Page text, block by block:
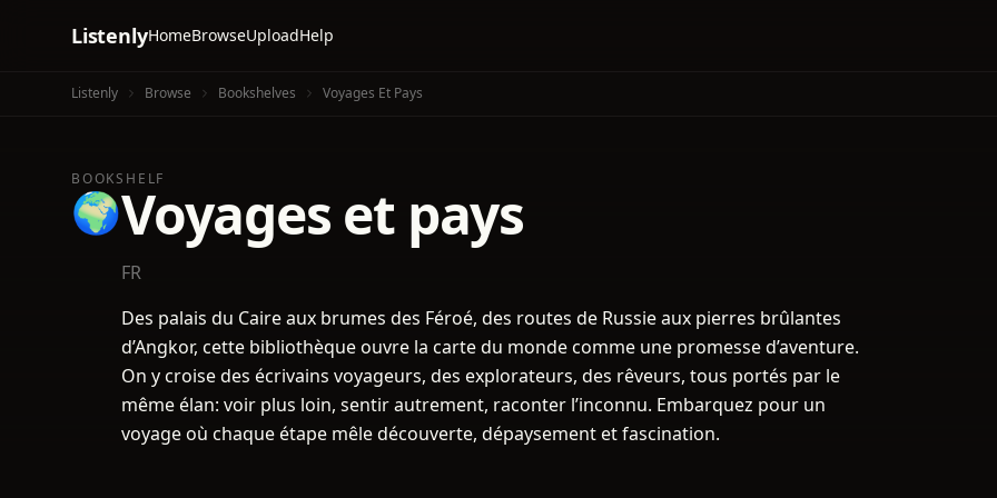
ListenlyHomeBrowseUploadHelp
Listenly Browse Bookshelves Voyages Et Pays
BOOKSHELF
🌍Voyages et pays
FR
Des palais du Caire aux brumes des Féroé, des routes de Russie aux pierres brûlantes
d’Angkor, cette bibliothèque ouvre la carte du monde comme une promesse d’aventure.
On y croise des écrivains voyageurs, des explorateurs, des rêveurs, tous portés par le
même élan: voir plus loin, sentir autrement, raconter l’inconnu. Embarquez pour un
voyage où chaque étape mêle découverte, dépaysement et fascination.